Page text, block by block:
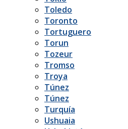
Toledo
Toronto
Tortuguero
Torun
Tozeur
Tromso
Troya
Túnez
Túnez
Turquía
Ushuaia